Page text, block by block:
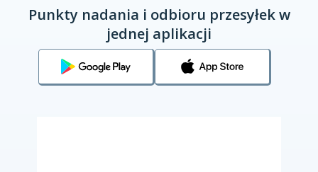
Punkty nadania i odbioru przesyłek w
jednej aplikacji